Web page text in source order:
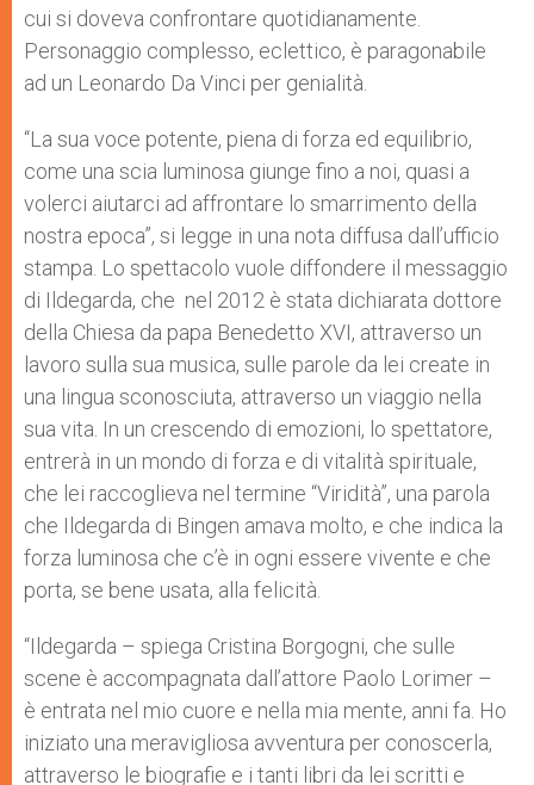
cui si doveva confrontare quotidianamente.
Personaggio complesso, eclettico, è paragonabile
ad un Leonardo Da Vinci per genialità.
“La sua voce potente, piena di forza ed equilibrio,
come una scia luminosa giunge fino a noi, quasi a
volerci aiutarci ad affrontare lo smarrimento della
nostra epoca”, si legge in una nota diffusa dall’ufficio
stampa. Lo spettacolo vuole diffondere il messaggio
di Ildegarda, che nel 2012 è stata dichiarata dottore
della Chiesa da papa Benedetto XVI, attraverso un
lavoro sulla sua musica, sulle parole da lei create in
una lingua sconosciuta, attraverso un viaggio nella
sua vita. In un crescendo di emozioni, lo spettatore,
entrerà in un mondo di forza e di vitalità spirituale,
che lei raccoglieva nel termine “Viridità”, una parola
che Ildegarda di Bingen amava molto, e che indica la
forza luminosa che c’è in ogni essere vivente e che
porta, se bene usata, alla felicità.
“Ildegarda – spiega Cristina Borgogni, che sulle
scene è accompagnata dall’attore Paolo Lorimer –
è entrata nel mio cuore e nella mia mente, anni fa. Ho
iniziato una meravigliosa avventura per conoscerla,
attraverso le biografie e i tanti libri da lei scritti e